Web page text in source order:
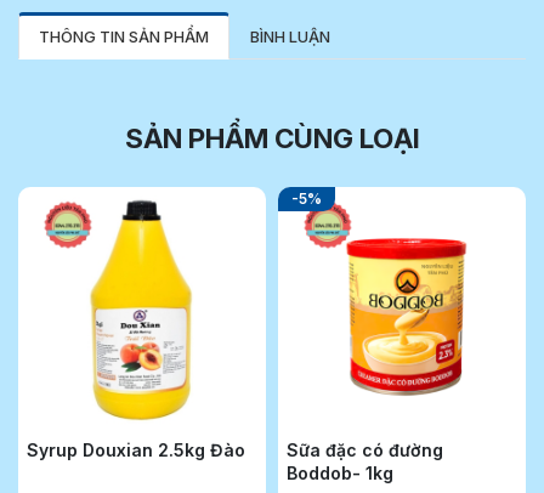
THÔNG TIN SẢN PHẨM BÌNH LUẬN
SẢN PHẨM CÙNG LOẠI
Syrup Douxian 2.5kg Đào
Sữa đặc có đường
Boddob- 1kg
-5%